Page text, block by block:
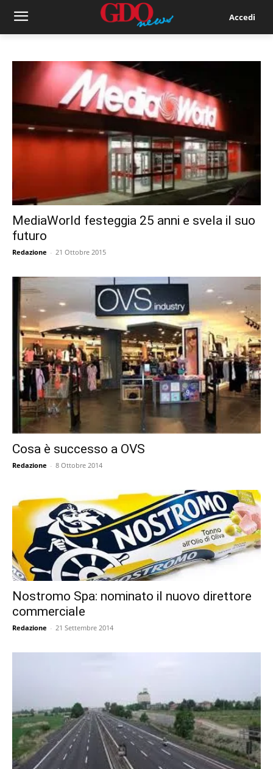
Accedi
MediaWorld festeggia 25 anni e svela il suo
futuro
Redazione - 21 Ottobre 2015
Cosa è successo a OVS
Redazione - 8 Ottobre 2014
Nostromo Spa: nominato il nuovo direttore
commerciale
Redazione - 21 Settembre 2014